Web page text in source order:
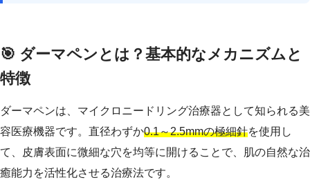
🎯 ダーマペンとは？基本的なメカニズムと
特徴
ダーマペンは、マイクロニードリング治療器として知られる美
容医療機器です。直径わずか0.1～2.5mmの極細針を使用し
て、皮膚表面に微細な穴を均等に開けることで、肌の自然な治
癒能力を活性化させる治療法です。